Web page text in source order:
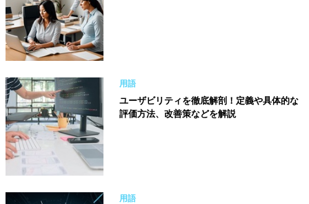
用語
ユーザビリティを徹底解剖！定義や具体的な
評価方法、改善策などを解説
用語